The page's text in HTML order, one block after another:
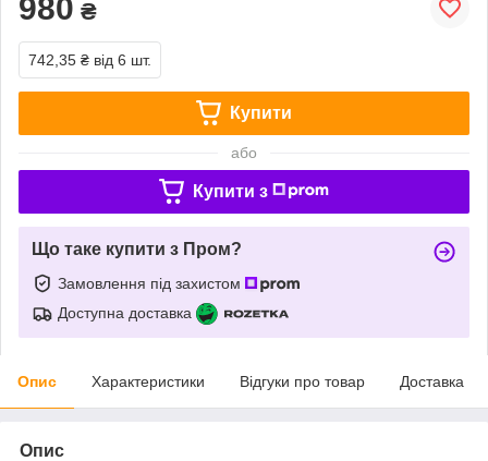
980 ₴
742,35 ₴ від 6 шт.
Купити
або
Купити з
Що таке купити з Пром?
Замовлення під захистом
Доступна доставка
Опис Характеристики Відгуки про товар Доставка
Опис